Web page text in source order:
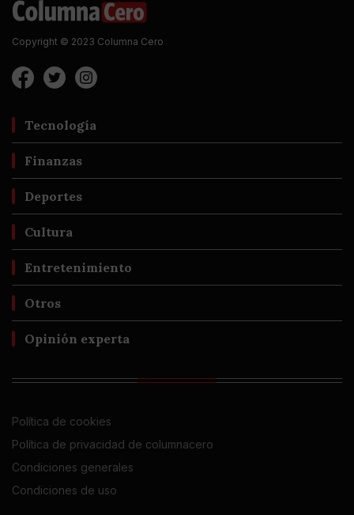
Copyright © 2023 Columna Cero
Tecnología
Finanzas
Deportes
Cultura
Entretenimiento
Otros
Opinión experta
Política de cookies
Política de privacidad de columnacero
Condiciones generales
Condiciones de uso